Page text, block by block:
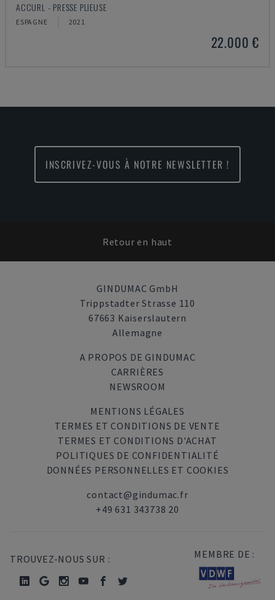
ACCURL - PRESSE PLIEUSE
ESPAGNE 2021
22.000 €
INSCRIVEZ-VOUS À NOTRE NEWSLETTER !
Retour en haut
GINDUMAC GmbH
Trippstadter Strasse 110
67663 Kaiserslautern
Allemagne
A PROPOS DE GINDUMAC
CARRIÈRES
NEWSROOM
MENTIONS LÉGALES
TERMES ET CONDITIONS DE VENTE
TERMES ET CONDITIONS D'ACHAT
POLITIQUES DE CONFIDENTIALITÉ
DONNÉES PERSONNELLES ET COOKIES
contact@gindumac.fr
+49 631 343738 20
TROUVEZ-NOUS SUR : MEMBRE DE :